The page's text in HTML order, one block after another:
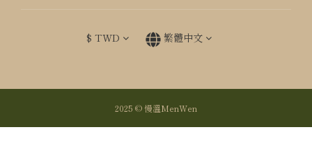
$ TWD 繁體中文
2025 © 慢溫MenWen